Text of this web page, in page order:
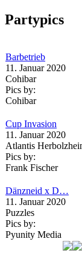
Partypics
Barbetrieb
11. Januar 2020
Cohibar
Pics by:
Cohibar
Cup Invasion
11. Januar 2020
Atlantis
Pics by:
Frank Fischer
Dänzneid x D…
11. Januar 2020
Puzzles
Pics by:
Pyunity Media